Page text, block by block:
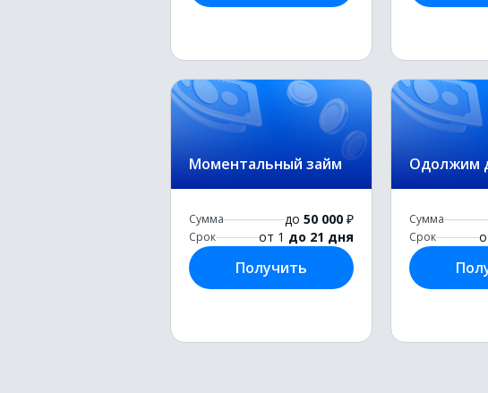
Моментальный займ
Сумма до 50 000 ₽
Срок от 1 до 21 дня
Получить
Одолжим
Сумма
Срок